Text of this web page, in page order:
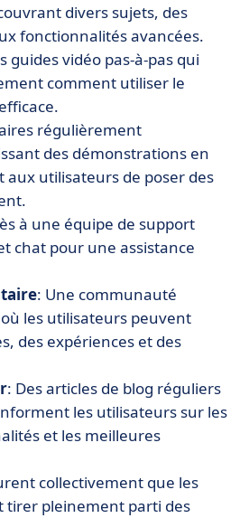
divers sujets, des
fonctionnalités avancées.
guides vidéo pas-à-pas qui
comment utiliser le
régulièrement
des démonstrations en
utilisateurs de poser des
à une équipe de support
chat pour une assistance
: Une communauté
les utilisateurs peuvent
des expériences et des
: Des articles de blog réguliers
les utilisateurs sur les
et les meilleures
collectivement que les
tirer pleinement parti des